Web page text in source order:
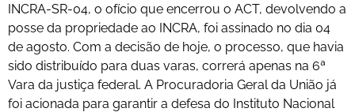
INCRA-SR-04, o ofício que encerrou o ACT, devolvendo a
posse da propriedade ao INCRA, foi assinado no dia 04
de agosto. Com a decisão de hoje, o processo, que havia
sido distribuído para duas varas, correrá apenas na 6ª
Vara da justiça federal. A Procuradoria Geral da União já
foi acionada para garantir a defesa do Instituto Nacional